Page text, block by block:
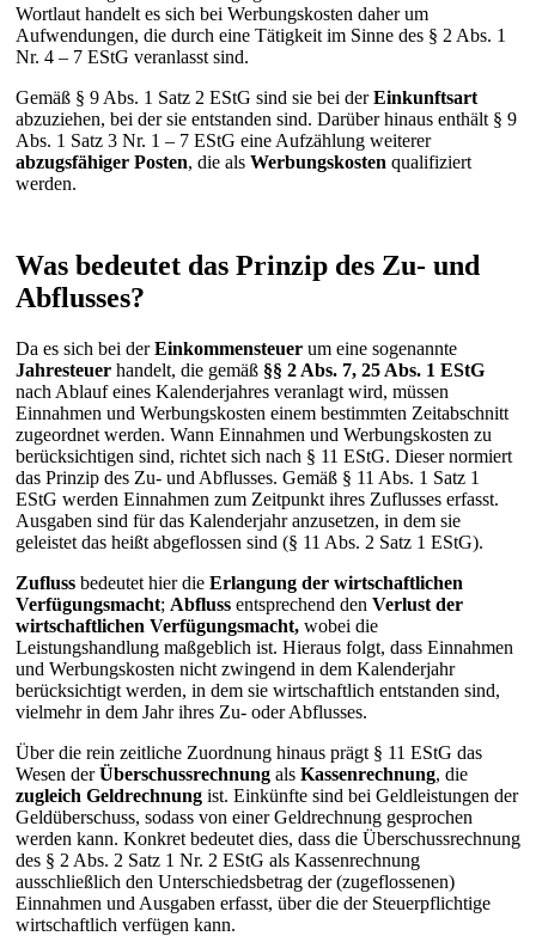
Wortlaut handelt es sich bei Werbungskosten daher um
Aufwendungen, die durch eine Tätigkeit im Sinne des § 2 Abs. 1
Nr. 4 – 7 EStG veranlasst sind.
Gemäß § 9 Abs. 1 Satz 2 EStG sind sie bei derEinkunftsart
abzuziehen, bei der sie entstanden sind. Darüber hinaus enthält § 9
Abs. 1 Satz 3 Nr. 1 – 7 EStG eine Aufzählung weiterer
abzugsfähiger Posten, die als Werbungskosten qualifiziert
werden.
Was bedeutet das Prinzip des Zu- und
Abflusses?
Da es sich bei derEinkommensteuer um eine sogenannte
Jahresteuer handelt, die gemäß §§ 2 Abs. 7, 25 Abs. 1 EStG
nach Ablauf eines Kalenderjahres veranlagt wird, müssen
Einnahmen und Werbungskosten einem bestimmten Zeitabschnitt
zugeordnet werden. Wann Einnahmen und Werbungskosten zu
berücksichtigen sind, richtet sich nach § 11 EStG. Dieser normiert
das Prinzip des Zu- und Abflusses. Gemäß § 11 Abs. 1 Satz 1
EStG werden Einnahmen zum Zeitpunkt ihres Zuflusses erfasst.
Ausgaben sind für das Kalenderjahr anzusetzen, in dem sie
geleistet das heißt abgeflossen sind (§ 11 Abs. 2 Satz 1 EStG).
Zufluss bedeutet hier die Erlangung der wirtschaftlichen
Verfügungsmacht; Abfluss entsprechend den Verlust der
wirtschaftlichen Verfügungsmacht, wobei die
Leistungshandlung maßgeblich ist. Hieraus folgt, dass Einnahmen
und Werbungskosten nicht zwingend in dem Kalenderjahr
berücksichtigt werden, in dem sie wirtschaftlich entstanden sind,
vielmehr in dem Jahr ihres Zu- oder Abflusses.
Über die rein zeitliche Zuordnung hinaus prägt § 11 EStG das
Wesen derÜberschussrechnung als Kassenrechnung, die
zugleich Geldrechnung ist. Einkünfte sind bei Geldleistungen der
Geldüberschuss, sodass von einer Geldrechnung gesprochen
werden kann. Konkret bedeutet dies, dass die Überschussrechnung
des § 2 Abs. 2 Satz 1 Nr. 2 EStG als Kassenrechnung
ausschließlich den Unterschiedsbetrag der (zugeflossenen)
Einnahmen und Ausgaben erfasst, über die der Steuerpflichtige
wirtschaftlich verfügen kann.